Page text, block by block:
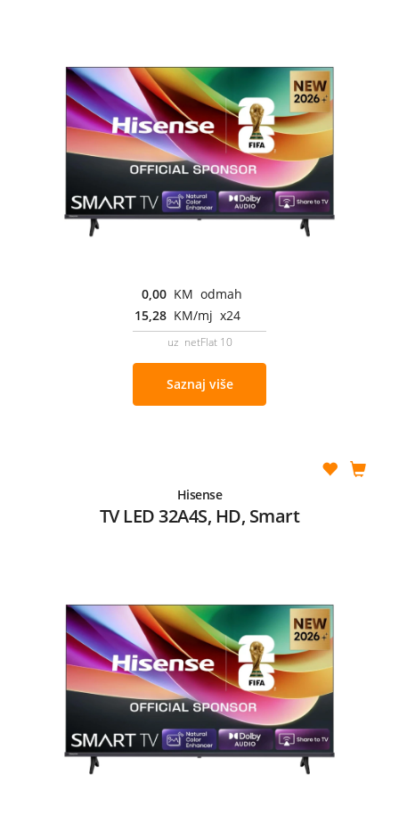
0,00 KM odmah
15,28 KM/mj x24
uz netFlat 10
Saznaj više
Hisense
TV LED 32A4S, HD, Smart